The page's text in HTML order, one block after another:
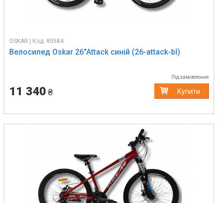
OSKAR | Код: 80584
Велосипед Oskar 26"Attack синій (26-attack-bl)
Під замовлення
11 340 ₴ Купити